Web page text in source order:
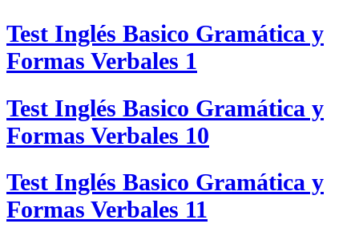
Test Inglés Basico Gramática y
Formas Verbales 1
Test Inglés Basico Gramática y
Formas Verbales 10
Test Inglés Basico Gramática y
Formas Verbales 11